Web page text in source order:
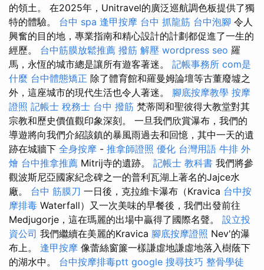
的領土。 在2025年，Unitravel的廣泛巡航調色板提供了獨
特的體驗。 台中 spa 逢甲按摩 台中 抓龍筋 台中泡腳 令人
興奮的目的地，專業指南和精心設計的計劃都促進了一生的
經歷。 台中筋膜放鬆推薦 撥筋 解壓 wordpress seo 羅
馬，永恆的城市總是讓所有遊客著迷。 記帳事務所 com是
什麼 台中體態矯正 除了體育館和羅曼姆論壇等古董廢墟之
外，這座城市的現代生活也令人著迷。 腳底按摩教學 按摩
證照 記帳士 稅務士 台中 撥筋 梵蒂岡和聖彼得大教堂對其
宗教和歷史價值觀印象深刻。 一旦我們欣賞瀑布，我們的
導遊將向我們介紹該鎮的暴風雨過去和回憶，其中一天的遺
跡在城牆下 全身按摩 - 推拿師證照 優化 台灣用語 牛排 外
燴 台中推拿推薦 Mitrij寺的遺跡。 記帳士 教科書 我們將參
觀波斯尼亞國家紀念碑之一的普利瓦湖上著名的Jajce水
廠。 台中 筋膜刀 一日後，克拉維卡瀑布（Kravica 台中按
摩排毒 Waterfall）又一次美味的早餐後，我們出發前往
Medjugorje，這在瑪麗的出場中贏得了國際名聲。 設立投
資公司 我們繼續在美麗的Kravica 腳底按摩證照 Nev'的瀑
布上。 逢甲按摩 像蕾絲窗簾一​​樣謙虛地謙虛地落入樹蔭下
的湖水中。 台中按摩排毒ptt google 搜尋技巧 整骨學徒